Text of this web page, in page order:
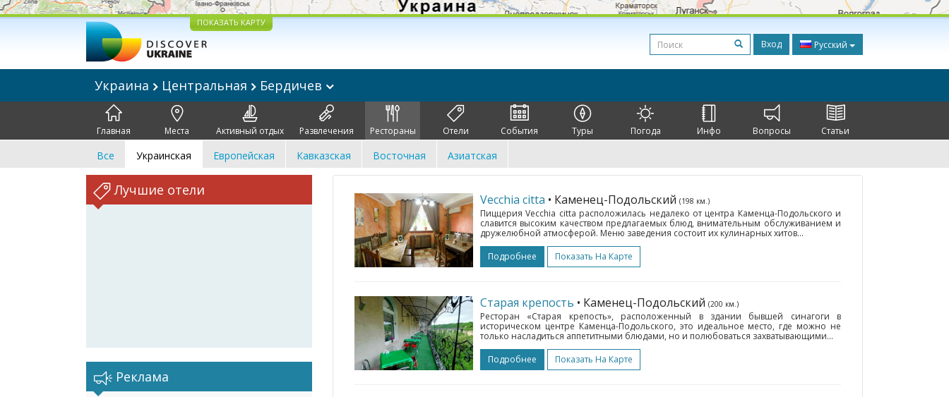
ПОКАЗАТЬ КАРТУ
Вход Русский
Украина Центральная Бердичев
Главная Места Активный отдых Развлечения Рестораны Отели События Туры Погода Инфо Вопросы Статьи
Все Украинская Европейская Кавказская Восточная Азиатская
Лучшие отели
Реклама
Vecchia citta • Каменец-Подольский (198 км.)
Пиццерия Vecchia citta расположилась недалеко от центра Каменца-Подольского и
славится высоким качеством предлагаемых блюд, внимательным обслуживанием и
дружелюбной атмосферой. Меню заведения состоит их кулинарных хитов...
Подробнее
Показать На Карте
Старая крепость • Каменец-Подольский (200 км.)
Ресторан «Старая крепость», расположенный в здании бывшей синагоги в
историческом центре Каменца-Подольского, это идеальное место, где можно не
только насладиться аппетитными блюдами, но и полюбоваться захватывающими...
Подробнее
Показать На Карте